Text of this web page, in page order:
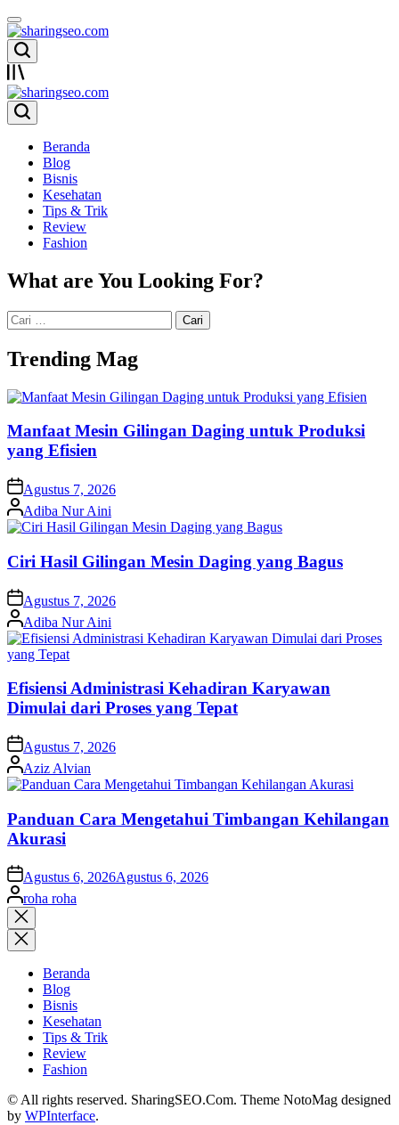
Skip
to
content
sharingseo.com
sharingseo.com
Beranda
Blog
Bisnis
Kesehatan
Tips & Trik
Review
Fashion
What are You Looking For?
Cari
untuk:
Trending Mag
Manfaat Mesin Gilingan Daging untuk Produksi
yang Efisien
on Agustus 7, 2026
Posted
by
Adiba Nur Aini
Ciri Hasil Gilingan Mesin Daging yang Bagus
on Agustus 7, 2026
Posted
by
Adiba Nur Aini
Efisiensi Administrasi Kehadiran Karyawan
Dimulai dari Proses yang Tepat
on Agustus 7, 2026
Posted
by
Aziz Alvian
Panduan Cara Mengetahui Timbangan Kehilangan
Akurasi
on Agustus 6, 2026Agustus 6, 2026
Posted
by
roha roha
Close
search
Beranda
Blog
Bisnis
Kesehatan
Tips & Trik
Review
Fashion
© All rights reserved. SharingSEO.Com. Theme NotoMag designed
by WPInterface.